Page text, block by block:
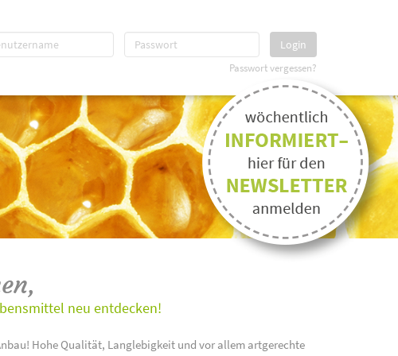
Login
Passwort vergessen?
neu entdecken!
Hohe Qualität, Langlebigkeit und vor allem artgerechte